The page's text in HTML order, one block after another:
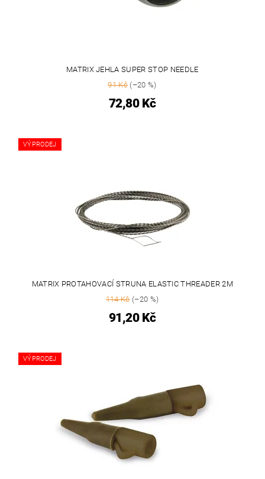
MATRIX JEHLA SUPER STOP NEEDLE
91 Kč (–20 %)
72,80 Kč
VÝPRODEJ
MATRIX PROTAHOVACÍ STRUNA ELASTIC THREADER 2M
114 Kč(–20 %)
91,20 Kč
VÝPRODEJ